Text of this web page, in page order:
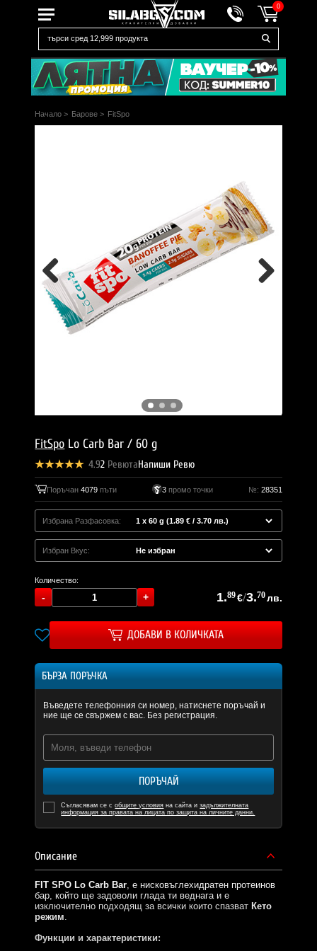
0
Начало > Барове > FitSpo
Previous
FitSpo Lo Carb Bar / 60 g
4.92 РевютаНапиши Ревю
Поръчан4079 пъти 3промо точки №: 28351
Избрана Разфасовка:
Избран Вкус:
Количество:
1.89€/3.70лв.
ДОБАВИ В КОЛИЧКАТА
БЪРЗА ПОРЪЧКА
Въведете телефонния си номер, натиснете поръчай и
ние ще се свържем с вас. Без регистрация.
ПОРЪЧАЙ
Съгласявам се собщите условия на сайта изадължителната
информация за правата на лицата по защита на личните данни.
Описание
FIT SPO Lo Carb Bar , е нисковъглехидратен протеинов
бар, който ще задоволи глада ти веднага и е
изключително подходящ за всички които спазватКето
режим
Функции и характеристики: